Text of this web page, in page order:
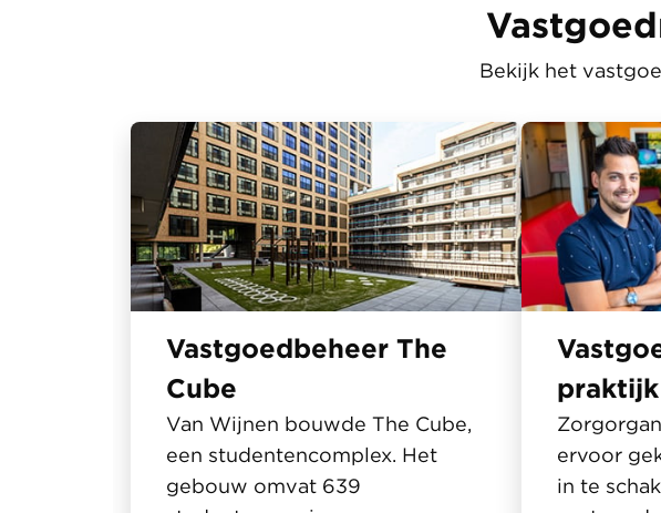
Bekijk het
Vastgoedbeheer The
Cube
Van Wijnen bouwde The Cube,
een studentencomplex. Het
gebouw omvat 639
praktijk
ervoor
in te